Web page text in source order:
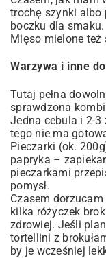
trochę szynki albo
boczku dla
Mięso mielone też
Warzywa i inne
Tutaj pełna
sprawdzona
Jedna cebula i 2-3
tego nie ma
Pieczarki (ok.
papryka –
pieczarkami
pomysł.
Czasem
kilka różyczek
zdrowiej. Jeśli
tortellini z
by je wcześniej